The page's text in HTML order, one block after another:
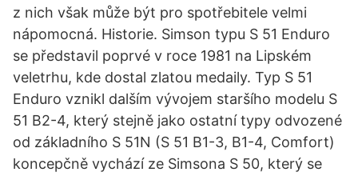
z nich však může být pro spotřebitele velmi
nápomocná. Historie. Simson typu S 51 Enduro
se představil poprvé v roce 1981 na Lipském
veletrhu, kde dostal zlatou medaily. Typ S 51
Enduro vznikl dalším vývojem staršího modelu S
51 B2-4, který stejně jako ostatní typy odvozené
od základního S 51N (S 51 B1-3, B1-4, Comfort)
koncepčně vychází ze Simsona S 50, který se